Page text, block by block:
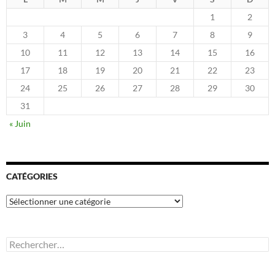
1
2
3
4 5 6 7 8
9
10
11 12 13 14 15
16
17
18 19 20 21 22
23
24
25 26 27 28 29
30
31
« Juin
CATÉGORIES
Catégories
Rechercher :